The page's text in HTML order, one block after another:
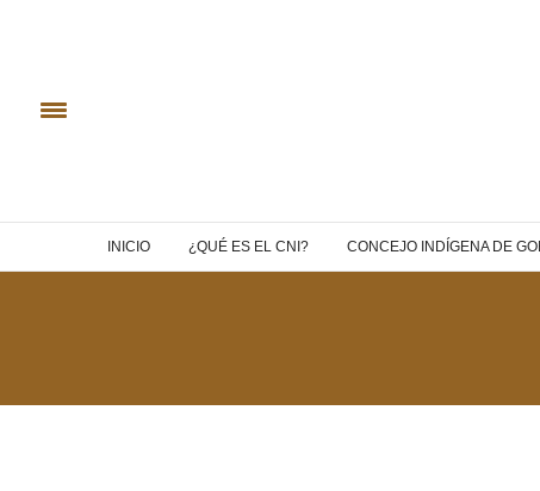
INICIO ¿QUÉ ES EL CNI? CONCEJO INDÍGENA DE